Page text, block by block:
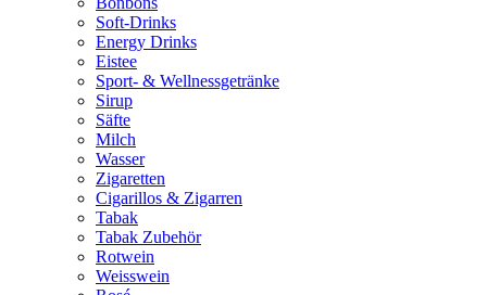
Soft-Drinks
Energy Drinks
Eistee
Sport- & Wellnessgetränke
Sirup
Säfte
Milch
Wasser
Zigaretten
Cigarillos & Zigarren
Tabak
Tabak Zubehör
Rotwein
Weisswein